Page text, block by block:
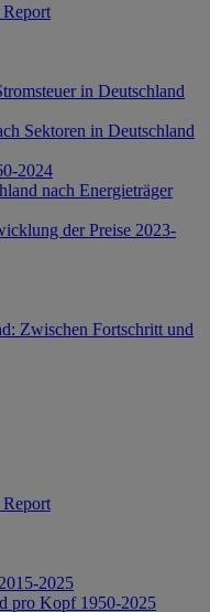
in Deutschland
Sektoren in Deutschland
2024
nach Energieträger
der Preise 2023-
Zwischen Fortschritt und
2025
pro Kopf 1950-2025